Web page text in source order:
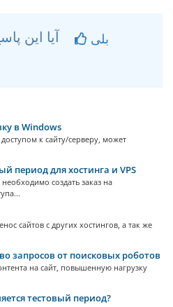
بلی
в Windows
к сайту/серверу, может
период для хостинга и VPS
создать заказ на
сайтов с других хостингов, а так же
запросов от поисковых роботов
на сайт, повышенную нагрузку
тестовый период?